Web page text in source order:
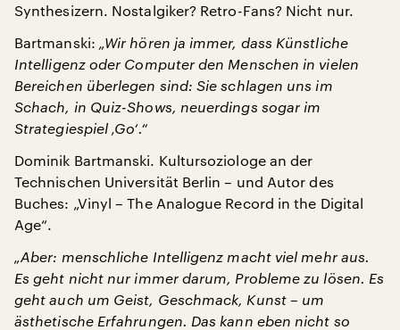
Synthesizern. Nostalgiker? Retro-Fans? Nicht nur.
Bartmanski: „Wir hören ja immer, dass Künstliche
Intelligenz oder Computer den Menschen in vielen
Bereichen überlegen sind: Sie schlagen uns im
Schach, in Quiz-Shows, neuerdings sogar im
Strategiespiel ‚Go‘.“
Dominik Bartmanski. Kultursoziologe an der
Technischen Universität Berlin – und Autor des
Buches: „Vinyl – The Analogue Record in the Digital
Age“.
„Aber: menschliche Intelligenz macht viel mehr aus.
Es geht nicht nur immer darum, Probleme zu lösen. Es
geht auch um Geist, Geschmack, Kunst – um
ästhetische Erfahrungen. Das kann eben nicht so